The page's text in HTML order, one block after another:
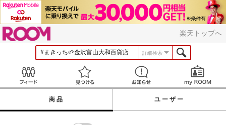
楽天トップへ
詳細検索
見つける お知らせ
商品 ユーザー